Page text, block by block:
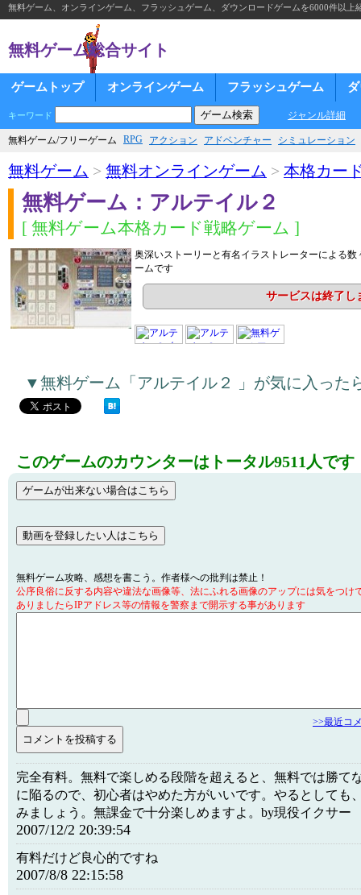
無料ゲーム、オンラインゲーム、フラッシュゲーム、ダウンロードゲームを6000件以上
無料ゲーム総合サイト
ゲームトップ オンラインゲーム フラッシュゲーム
キーワード ジャンル詳細
無料ゲーム/フリーゲーム RPG アクション アドベンチャー シミュレーション
無料ゲーム > 無料オンラインゲーム > 本格カー
無料ゲーム：アルテイル２
[ 無料ゲーム本格カード戦略ゲーム ]
奥深いストーリーと有名イラストレーターによる
ームです
サービスは終了し
▼無料ゲーム「アルテイル２ 」が気に入った
このゲームのカウンターはトータル9511人です
無料ゲーム攻略、感想を書こう。作者様への批判は禁止！
公序良俗に反する内容や違法な画像等、法にふれる画像のアップには気をつけ
ありましたらIPアドレス等の情報を警察まで開示する事があります
>>最近コ
完全有料。無料で楽しめる段階を超えると、無料では勝て
に陥るので、初心者はやめた方がいいです。やるとしても
みましょう。無課金で十分楽しめますよ。by現役イクサー
2007/12/2 20:39:54
有料だけど良心的ですね
2007/8/8 22:15:58